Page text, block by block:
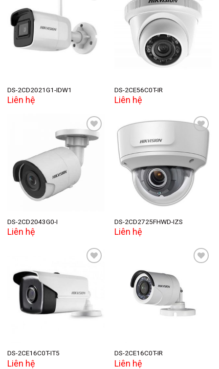
Add to
wishlist
DS-2CD2021G1-IDW1
Liên hệ
Add to
DS-2CE56C0T-IR
Liên hệ
wishlist
DS-2CD2043G0-I
Liên hệ
Add to
wishlist
DS-2CD2725FHWD-IZS
Liên hệ
wishlist
DS-2CE16C0T-IT5
Liên hệ
DS-2CE16C0T-IR
Liên hệ